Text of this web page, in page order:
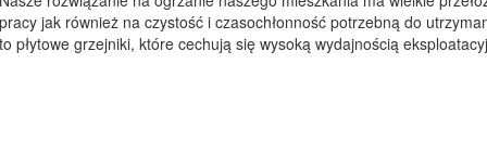
pracy jak również na czystość i czasochłonność potrzebną do
to płytowe grzejniki, które cechują się wysoką wydajnością